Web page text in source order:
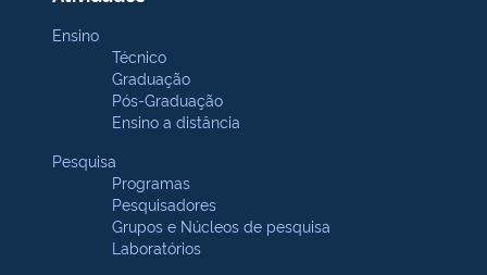
Ensino
Técnico
Graduação
Pós-Graduação
Ensino a distância
Pesquisa
Programas
Pesquisadores
Grupos e Núcleos de pesquisa
Laboratórios